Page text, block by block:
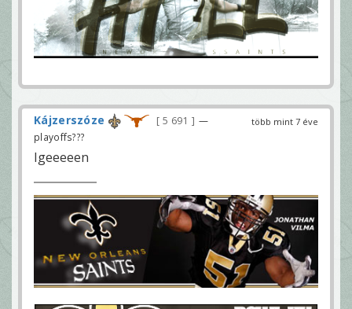
több mint 7 éve
Kájzerszóze 5 691
—
playoffs???
Igeeeeen